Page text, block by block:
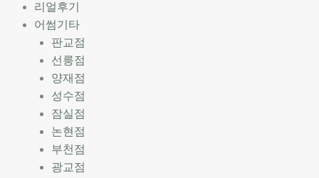
리얼후기
어썸기타
판교점
선릉점
양재점
성수점
잠실점
논현점
부천점
광교점